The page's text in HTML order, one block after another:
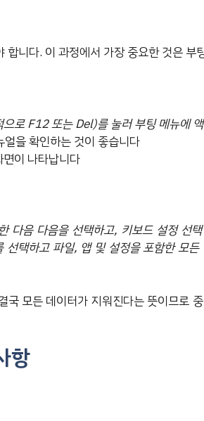
니다. 이 과정에서 가장 중요한 것은 부
로 F12 또는 Del)를 눌러 부팅 메뉴에
을 확인하는 것이 좋습니다
이 나타납니다
다음 다음을 선택하고, 키보드 설정 선
택하고 파일, 앱 및 설정을 포함한 모든
모든 데이터가 지워진다는 뜻이므로
항